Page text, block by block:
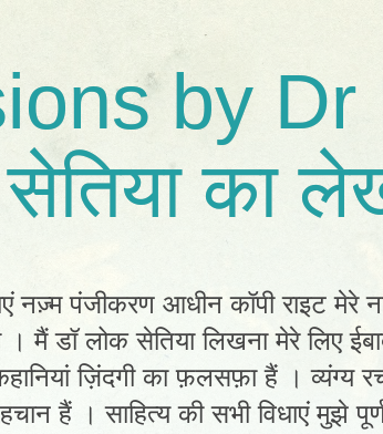
by Dr
का
नज़्म पंजीकरण आधीन कॉपी राइट मेरे
। मैं डॉ लोक सेतिया लिखना मेरे लिए
ज़िंदगी का फ़लसफ़ा हैं । व्यंग्य
हैं । साहित्य की सभी विधाएं मुझे